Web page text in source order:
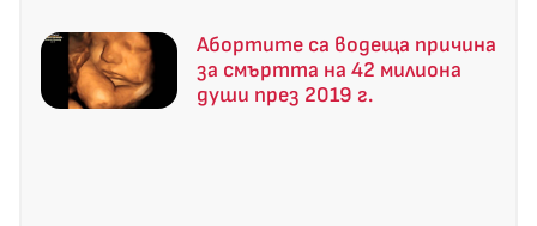
Абортите са водеща причина
за смъртта на 42 милиона
души през 2019 г.